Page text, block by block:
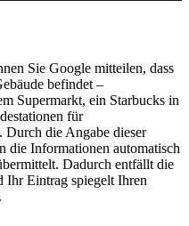
Sie Google mitteilen, dass
befindet –
Supermarkt, ein Starbucks in
für
Durch die Angabe dieser
die Informationen automatisch
Dadurch entfällt die
Ihr Eintrag spiegelt Ihren